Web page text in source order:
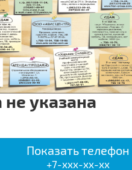
не указана
Показать телефон
+7-xxx-xx-xx